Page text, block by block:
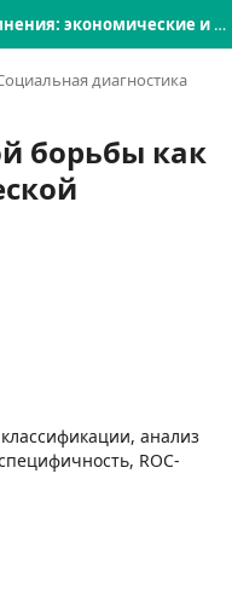
Мониторинг общественного мнения: экономические и социальные перемены
диагностика
борьбы как
анализ
ROC-